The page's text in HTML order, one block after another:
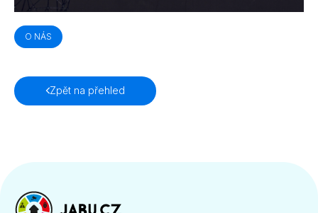
O NÁS
Zpět na přehled